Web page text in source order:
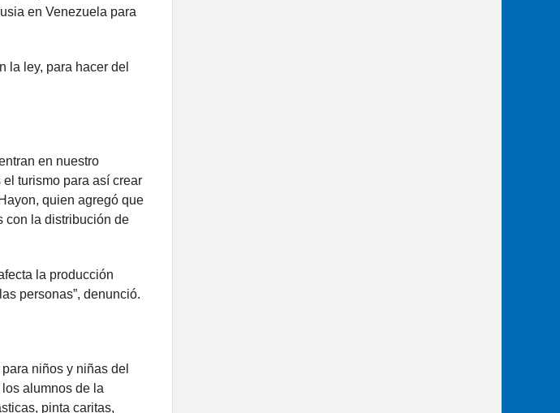
en Venezuela para
la ley, para hacer del
en nuestro
turismo para así crear
quien agregó que
con la distribución de
la producción
personas”, denunció.
niños y niñas del
alumnos de la
pinta caritas,